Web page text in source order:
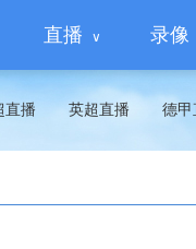
直播 录像
直播 英超直播 德甲